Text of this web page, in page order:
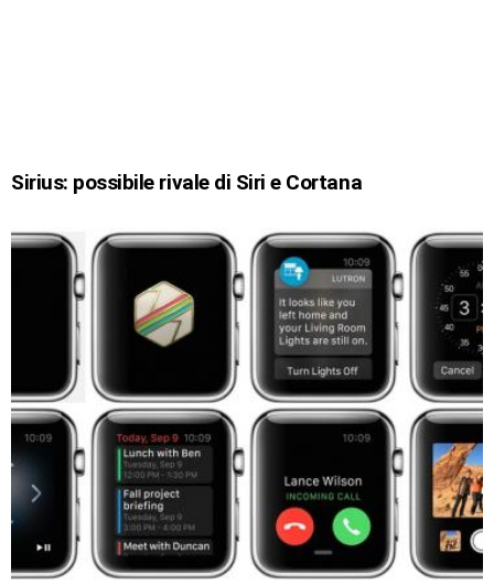
Sirius: possibile rivale di Siri e Cortana